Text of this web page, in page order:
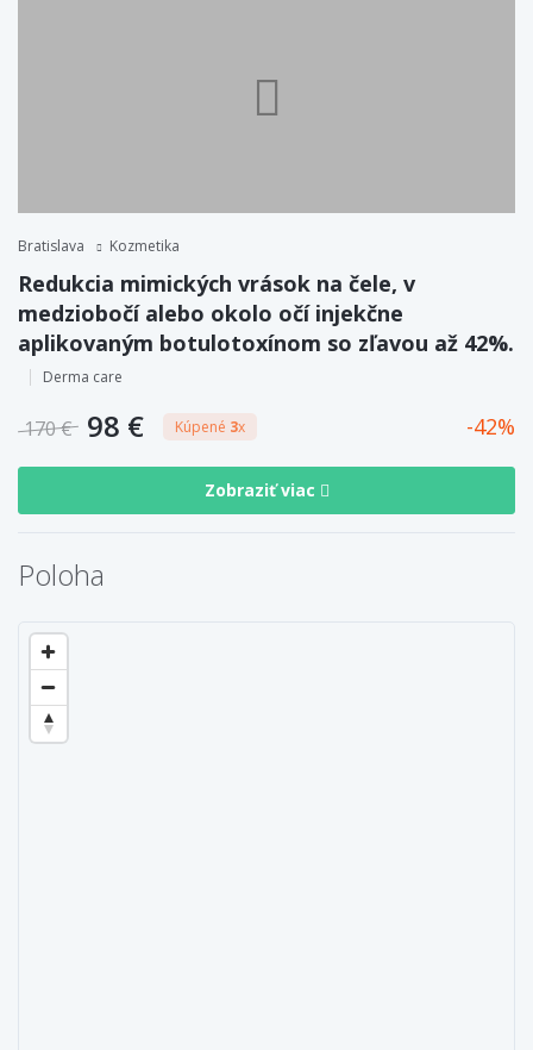
Bratislava Kozmetika
Redukcia mimických vrások na čele, v
medziobočí alebo okolo očí injekčne
aplikovaným botulotoxínom so zľavou až 42%.
Derma care
170 € 98 € Kúpené 3x 42
Zobraziť viac
Poloha